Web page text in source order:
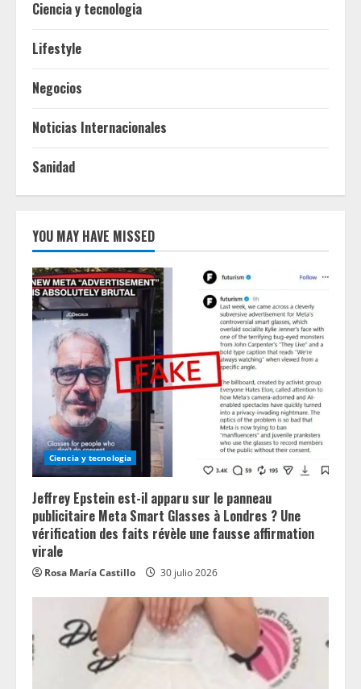
Ciencia y tecnologia
Lifestyle
Negocios
Noticias Internacionales
Sanidad
YOU MAY HAVE MISSED
Ciencia y tecnologia
Jeffrey Epstein est-il apparu sur le panneau
publicitaire Meta Smart Glasses à Londres ? Une
vérification des faits révèle une fausse affirmation
virale
Rosa María Castillo 30 julio 2026